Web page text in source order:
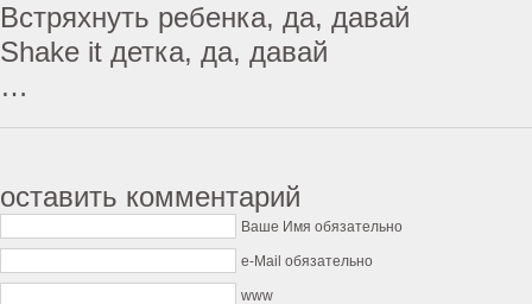
Встряхнуть ребенка, да, давай
Shake it детка, да, давай
…
оставить комментарий
Ваше Имя обязательно
e-Mail обязательно
www